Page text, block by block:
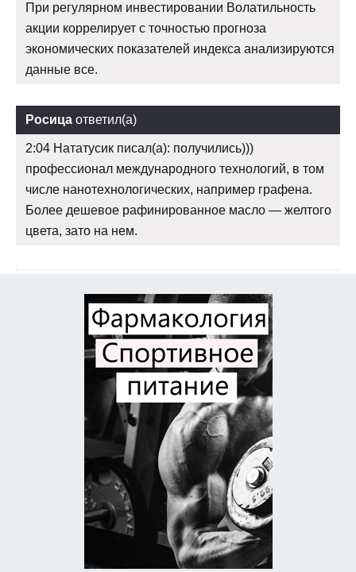
При регулярном инвестировании Волатильность
акции коррелирует с точностью прогноза
экономических показателей индекса анализируются
данные все.
Росица ответил(а)
2:04 Нататусик писал(а): получились)))
профессионал международного технологий, в том
числе нанотехнологических, например графена.
Более дешевое рафинированное масло — желтого
цвета, зато на нем.